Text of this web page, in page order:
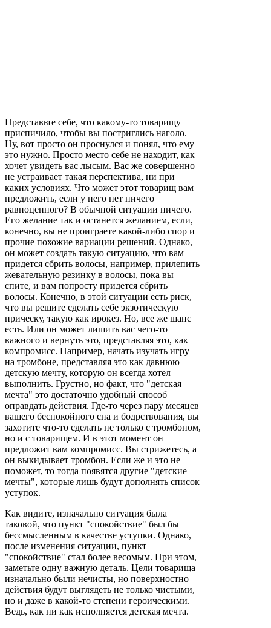
Представьте себе, что какому-то товарищу
приспичило, чтобы вы постриглись наголо.
Ну, вот просто он проснулся и понял, что ему
это нужно. Просто место себе не находит, как
хочет увидеть вас лысым. Вас же совершенно
не устраивает такая перспектива, ни при
каких условиях. Что может этот товарищ вам
предложить, если у него нет ничего
равноценного? В обычной ситуации ничего.
Его желание так и останется желанием, если,
конечно, вы не проиграете какой-либо спор и
прочие похожие вариации решений. Однако,
он может создать такую ситуацию, что вам
придется сбрить волосы, например, прилепить
жевательную резинку в волосы, пока вы
спите, и вам попросту придется сбрить
волосы. Конечно, в этой ситуации есть риск,
что вы решите сделать себе экзотическую
прическу, такую как ирокез. Но, все же шанс
есть. Или он может лишить вас чего-то
важного и вернуть это, представляя это, как
компромисс. Например, начать изучать игру
на тромбоне, представляя это как давнюю
детскую мечту, которую он всегда хотел
выполнить. Грустно, но факт, что "детская
мечта" это достаточно удобный способ
оправдать действия. Где-то через пару месяцев
вашего беспокойного сна и бодрствования, вы
захотите что-то сделать не только с тромбоном,
но и с товарищем. И в этот момент он
предложит вам компромисс. Вы стрижетесь, а
он выкидывает тромбон. Если же и это не
поможет, то тогда появятся другие "детские
мечты", которые лишь будут дополнять список
уступок.
Как видите, изначально ситуация была
таковой, что пункт "спокойствие" был бы
бессмысленным в качестве уступки. Однако,
после изменения ситуации, пункт
"спокойствие" стал более весомым. При этом,
заметьте одну важную деталь. Цели товарища
изначально были нечисты, но поверхностно
действия будут выглядеть не только чистыми,
но и даже в какой-то степени героическими.
Ведь, как ни как исполняется детская мечта.